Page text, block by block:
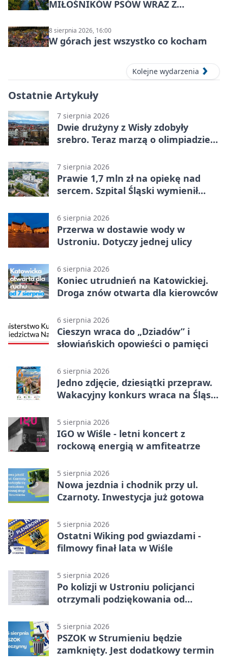
MIŁOŚNIKÓW PSÓW WRAZ Z
8 sierpnia 2026, 16:00
W górach jest wszystko co kocham
Kolejne wydarzenia
Ostatnie Artykuły
7 sierpnia 2026
Dwie drużyny z Wisły zdobyły
srebro. Teraz marzą o olimpiadzie
7 sierpnia 2026
Prawie 1,7 mln zł na opiekę nad
sercem. Szpital Śląski wymienił
6 sierpnia 2026
Przerwa w dostawie wody w
Ustroniu. Dotyczy jednej ulicy
6 sierpnia 2026
Koniec utrudnień na Katowickiej.
Droga znów otwarta dla kierowców
6 sierpnia 2026
Cieszyn wraca do „Dziadów” i
słowiańskich opowieści o pamięci
6 sierpnia 2026
Jedno zdjęcie, dziesiątki przepraw.
Wakacyjny konkurs wraca na Śląsk
5 sierpnia 2026
IGO w Wiśle - letni koncert z
rockową energią w amfiteatrze
5 sierpnia 2026
Nowa jezdnia i chodnik przy ul.
Czarnoty. Inwestycja już gotowa
5 sierpnia 2026
Ostatni Wiking pod gwiazdami -
filmowy finał lata w Wiśle
5 sierpnia 2026
Po kolizji w Ustroniu policjanci
otrzymali podziękowania od
5 sierpnia 2026
PSZOK w Strumieniu będzie
zamknięty. Jest dodatkowy termin